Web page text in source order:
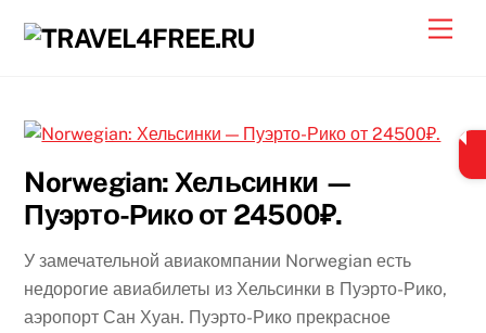
Norwegian: Хельсинки —
Пуэрто-Рико от 24500₽.
У замечательной авиакомпании Norwegian есть
недорогие авиабилеты из Хельсинки в Пуэрто-Рико,
аэропорт Сан Хуан. Пуэрто-Рико прекрасное